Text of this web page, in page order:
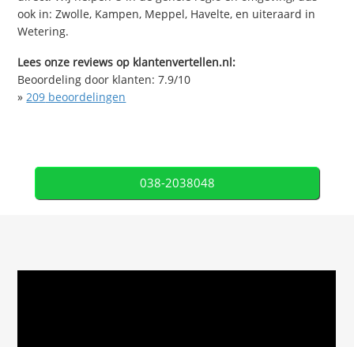
ook in: Zwolle, Kampen, Meppel, Havelte, en uiteraard in
Wetering.
Lees onze reviews op klantenvertellen.nl:
Beoordeling door klanten:7.9/10
» 209 beoordelingen
038-2038048